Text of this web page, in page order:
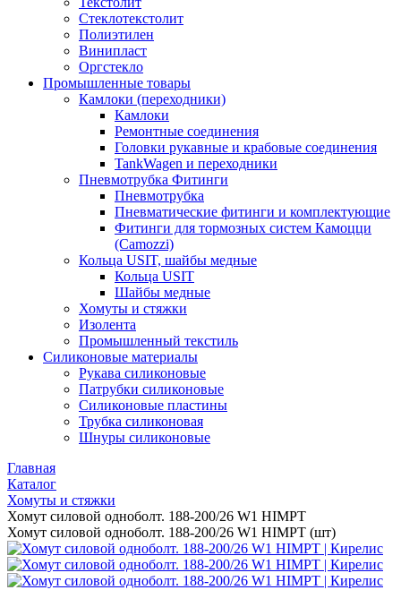
Стеклотекстолит
Полиэтилен
Винипласт
Оргстекло
Промышленные товары
Камлоки (переходники)
Камлоки
Ремонтные соединения
Головки рукавные и крабовые соединения
TankWagen и переходники
Пневмотрубка Фитинги
Пневмотрубка
Пневматические фитинги и комплектующие
Фитинги для тормозных систем Камоцци
(Camozzi)
Кольца USIT, шайбы медные
Кольца USIT
Шайбы медные
Хомуты и стяжки
Изолента
Промышленный текстиль
Силиконовые материалы
Рукава силиконовые
Патрубки силиконовые
Силиконовые пластины
Трубка силиконовая
Шнуры силиконовые
Главная
Каталог
Хомуты и стяжки
Хомут силовой одноболт. 188-200/26 W1 HIMPT
Хомут силовой одноболт. 188-200/26 W1 HIMPT (шт)